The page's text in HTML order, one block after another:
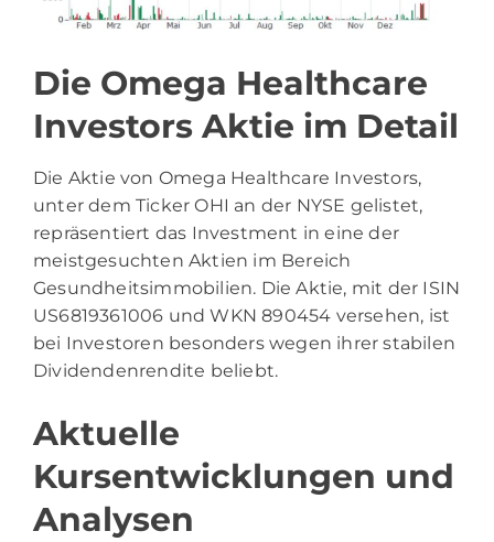
Die Omega Healthcare
Investors Aktie im Detail
Die Aktie von Omega Healthcare Investors,
unter dem Ticker OHI an der NYSE gelistet,
repräsentiert das Investment in eine der
meistgesuchten Aktien im Bereich
Gesundheitsimmobilien. Die Aktie, mit der ISIN
US6819361006 und WKN 890454 versehen, ist
bei Investoren besonders wegen ihrer stabilen
Dividendenrendite beliebt.
Aktuelle
Kursentwicklungen und
Analysen